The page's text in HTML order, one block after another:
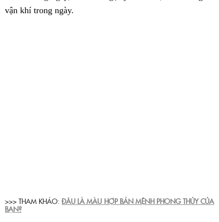
vận khí trong ngày.
>>> THAM KHẢO:ĐÂU LÀ MÀU HỢP BẢN MỆNH PHONG THỦY CỦA
BẠN?